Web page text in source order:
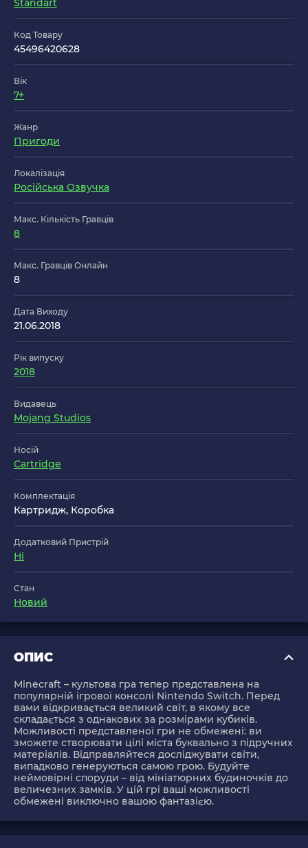
Standart
Код Товару
45496420628
Вік
7+
Жанр
Пригоди
Локалізація
Російська Озвучка
Макс. Кількість Гравців
8
Макс. Гравців Онлайн
8
Дата Виходу
21.06.2018
Рік випуску
2018
Видавець
Mojang Studios
Носій
Cartridge
Комплектація
Картридж, Коробка
Додатковий Пристрій
Ні
Стан
Новий
ОПИС
Minecraft – культова гра тепер представлена на
популярній ігрової консолі Nintendo Switch. Перед
вами відкривається великий світ, в якому все
складається з однакових за розмірами кубиків.
Можливості представленої гри не обмежені: ви
зможете створювати цілі міста буквально з підручних
матеріалів. Відправляйтеся досліджувати світи,
випадково генеруються самою грою. Будуйте
неймовірні споруди – від мініатюрних будиночків до
величезних замків. У цій грі ваші можливості
обмежені виключно вашою фантазією.